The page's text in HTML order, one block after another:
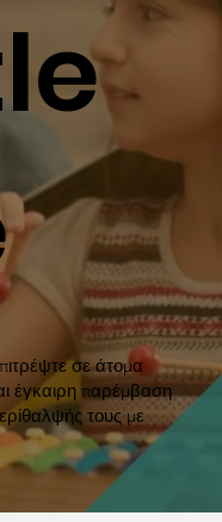
σε άτομα
έγκαιρη παρέμβαση
τους με